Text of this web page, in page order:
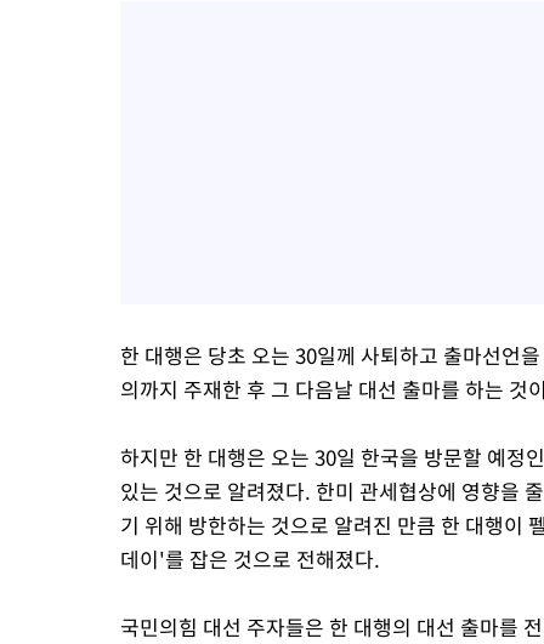
한 대행은 당초 오는 30일께 사퇴하고 출마선언
의까지 주재한 후 그 다음날 대선 출마를 하는 것
하지만 한 대행은 오는 30일 한국을 방문할 예정
있는 것으로 알려졌다. 한미 관세협상에 영향을
기 위해 방한하는 것으로 알려진 만큼 한 대행이
데이'를 잡은 것으로 전해졌다.
국민의힘 대선 주자들은 한 대행의 대선 출마를